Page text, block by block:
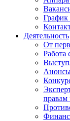
График
Деятельность
От
Работа
правам